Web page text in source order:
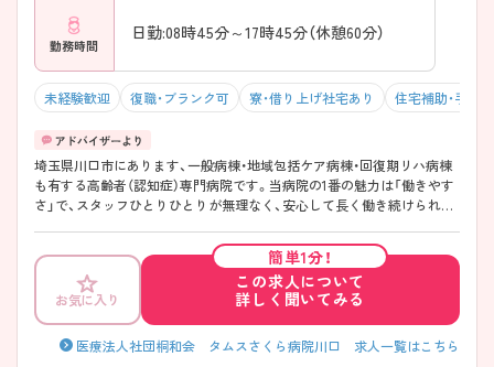
勤務時間
日勤:08時45分～17時45分（休憩60分）
未経験歓迎 復職・ブランク可 寮・借り上げ社宅あり 住宅補助・手当
埼玉県川口市にあります、一般病棟・地域包括ケア病棟・回復期リハ病棟
も有する高齢者（認知症）専門病院です。当病院の1番の魅力は「働きやす
さ」で、スタッフひとりひとりが無理なく、安心して長く働き続けられる
はなく、役職者との空間的隔たりがない距離感の近い職場なので、患者様
や業務に関することはもちろん、働き方やプライベートな相談まで気軽
にできる風通しの良い職場となっています。大手法人だからこその充実
した福利厚生＆教育体制も魅力♪ ご興味ある方には、面接対策ポイント
など、さらに詳細をお話しいたしますのでお気軽にご相談ください。
お気に入り
簡単1分！
この求人について
詳しく聞いてみる
医療法人社団桐和会 タムスさくら病院川口 求人一覧はこちら